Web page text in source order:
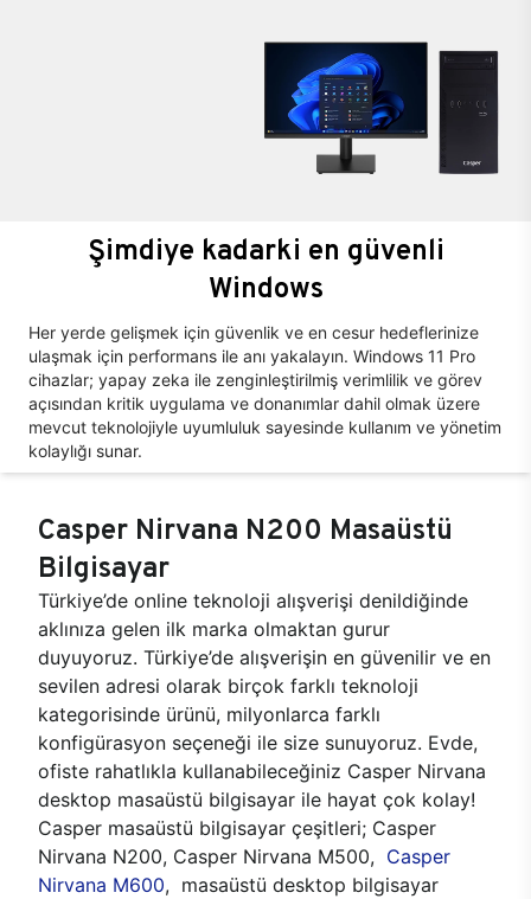
Şimdiye kadarki en güvenli
Windows
Her yerde gelişmek için güvenlik ve en cesur hedeflerinize
ulaşmak için performans ile anı yakalayın. Windows 11 Pro
cihazlar; yapay zeka ile zenginleştirilmiş verimlilik ve görev
açısından kritik uygulama ve donanımlar dahil olmak üzere
mevcut teknolojiyle uyumluluk sayesinde kullanım ve yönetim
kolaylığı sunar.
Casper Nirvana N200 Masaüstü
Bilgisayar
Türkiye’de online teknoloji alışverişi denildiğinde
aklınıza gelen ilk marka olmaktan gurur
duyuyoruz. Türkiye’de alışverişin en güvenilir ve en
sevilen adresi olarak birçok farklı teknoloji
kategorisinde ürünü, milyonlarca farklı
konfigürasyon seçeneği ile size sunuyoruz. Evde,
ofiste rahatlıkla kullanabileceğiniz Casper Nirvana
desktop masaüstü bilgisayar ile hayat çok kolay!
Casper masaüstü bilgisayar çeşitleri; Casper
Nirvana N200, Casper Nirvana M500, Casper
Nirvana M600, masaüstü desktop bilgisayar